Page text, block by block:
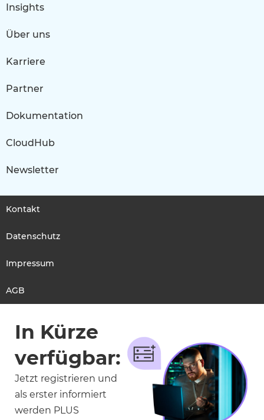
Insights
Über uns
Karriere
Partner
Dokumentation
CloudHub
Newsletter
Kontakt
Datenschutz
Impressum
AGB
In Kürze
verfügbar:
Jetzt registrieren und
als erster informiert
werden PLUS